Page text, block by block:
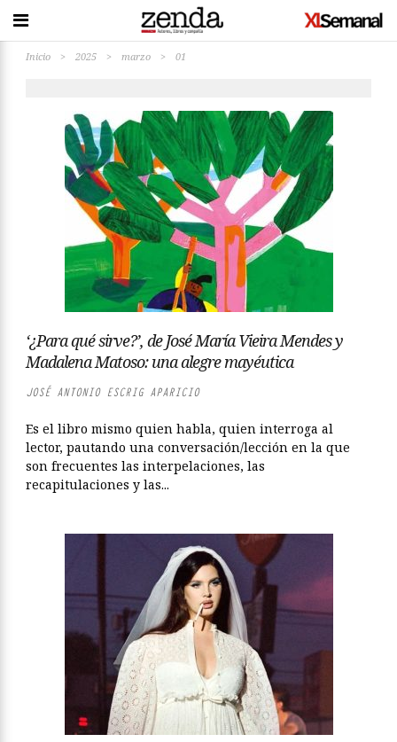
Inicio > 2025 > marzo > 01
‘¿Para qué sirve?’, de José María Vieira Mendes y
Madalena Matoso: una alegre mayéutica
JOSÉ ANTONIO ESCRIG APARICIO
Es el libro mismo quien habla, quien interroga al
lector, pautando una conversación/lección en la que
son frecuentes las interpelaciones, las
recapitulaciones y las...